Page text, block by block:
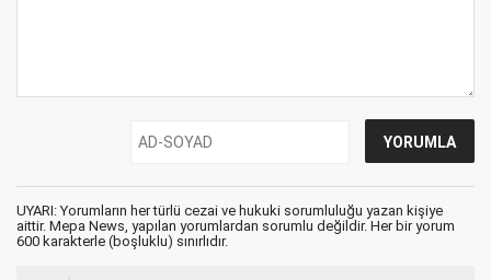
UYARI: Yorumların her türlü cezai ve hukuki sorumluluğu yazan kişiye
aittir. Mepa News, yapılan yorumlardan sorumlu değildir. Her bir yorum
600 karakterle (boşluklu) sınırlıdır.